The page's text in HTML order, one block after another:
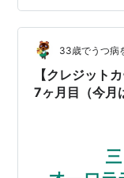
月で達成できそ
っているのは事
33歳でうつ病
【クレジット
7ヶ月目（今月